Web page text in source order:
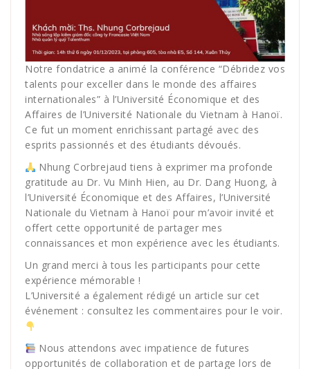
Notre fondatrice a animé la conférence “Débridez vos
talents pour exceller dans le monde des affaires
internationales” à l’Université Économique et des
Affaires de l’Université Nationale du Vietnam à Hanoï.
Ce fut un moment enrichissant partagé avec des
esprits passionnés et des étudiants dévoués.
Nhung Corbrejaud tiens à exprimer ma profonde
gratitude au Dr. Vu Minh Hien, au Dr. Dang Huong, à
l’Université Économique et des Affaires, l’Université
Nationale du Vietnam à Hanoï pour m’avoir invité et
offert cette opportunité de partager mes
connaissances et mon expérience avec les étudiants.
Un grand merci à tous les participants pour cette
expérience mémorable !
L’Université a également rédigé un article sur cet
événement : consultez les commentaires pour le voir.
Nous attendons avec impatience de futures
opportunités de collaboration et de partage lors de